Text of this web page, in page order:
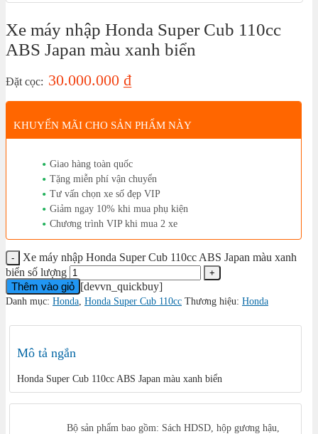
Xe máy nhập Honda Super Cub 110cc
ABS Japan màu xanh biển
Đặt cọc: 30.000.000 ₫
KHUYẾN MÃI CHO SẢN PHẨM NÀY
Giao hàng toàn quốc
Tặng miễn phí vận chuyển
Tư vấn chọn xe số đẹp VIP
Giảm ngay 10% khi mua phụ kiện
Chương trình VIP khi mua 2 xe
Xe máy nhập Honda Super Cub 110cc ABS Japan màu xanh
biển số lượng
Thêm vào giỏ [devvn_quickbuy]
Danh mục: Honda, Honda Super Cub 110cc Thương hiệu: Honda
Mô tả ngắn
Honda Super Cub 110cc ABS Japan màu xanh biển
Bộ sản phẩm bao gồm: Sách HDSD, hộp gương hậu,